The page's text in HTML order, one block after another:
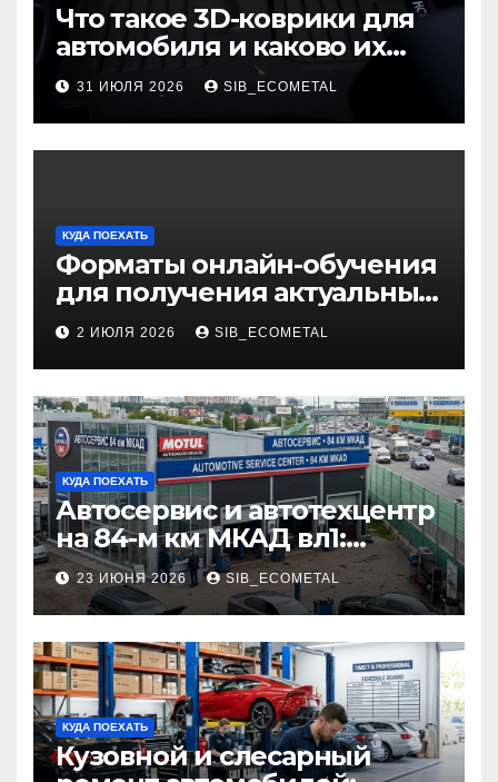
Что такое 3D-коврики для
автомобиля и каково их
основное назначение
31 ИЮЛЯ 2026 SIB_ECOMETAL
КУДА ПОЕХАТЬ
Форматы онлайн-обучения
для получения актуальных
профессий
2 ИЮЛЯ 2026 SIB_ECOMETAL
КУДА ПОЕХАТЬ
Автосервис и автотехцентр
на 84-м км МКАД вл1:
описание услуг и режим
работы
23 ИЮНЯ 2026 SIB_ECOMETAL
КУДА ПОЕХАТЬ
Кузовной и слесарный